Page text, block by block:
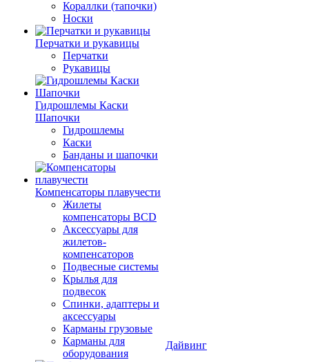
Кораллки (тапочки)
Носки
Перчатки и рукавицы
Перчатки
Рукавицы
Гидрошлемы Каски
Шапочки
Гидрошлемы
Каски
Банданы и шапочки
Компенсаторы плавучести
Жилеты
компенсаторы BCD
Аксессуары для
жилетов-
компенсаторов
Подвесные системы
Крылья для
подвесок
Спинки, адаптеры и
аксессуары
Карманы грузовые
Карманы для
оборудования
Дайвинг